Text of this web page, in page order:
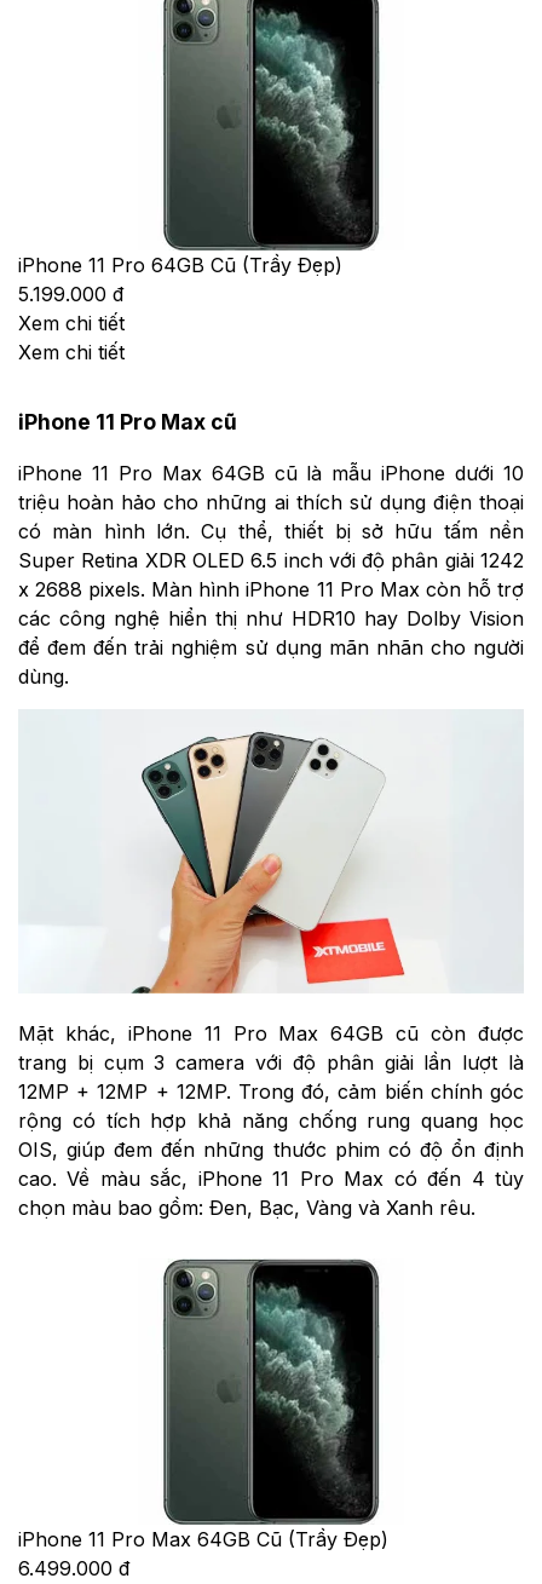
iPhone 11 Pro 64GB Cũ (Trầy Đẹp)
5.199.000 đ
Xem chi tiết
Xem chi tiết
iPhone 11 Pro Max cũ
iPhone 11 Pro Max 64GB cũ là mẫu iPhone dưới 10
triệu hoàn hảo cho những ai thích sử dụng điện thoại
có màn hình lớn. Cụ thể, thiết bị sở hữu tấm nền
Super Retina XDR OLED 6.5 inch với độ phân giải 1242
x 2688 pixels. Màn hình iPhone 11 Pro Max còn hỗ trợ
các công nghệ hiển thị như HDR10 hay Dolby Vision
để đem đến trải nghiệm sử dụng mãn nhãn cho người
dùng.
Mặt khác, iPhone 11 Pro Max 64GB cũ còn được
trang bị cụm 3 camera với độ phân giải lần lượt là
12MP + 12MP + 12MP. Trong đó, cảm biến chính góc
rộng có tích hợp khả năng chống rung quang học
OIS, giúp đem đến những thước phim có độ ổn định
cao. Về màu sắc, iPhone 11 Pro Max có đến 4 tùy
chọn màu bao gồm: Đen, Bạc, Vàng và Xanh rêu.
iPhone 11 Pro Max 64GB Cũ (Trầy Đẹp)
6.499.000 đ